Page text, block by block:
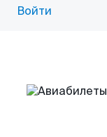
Войти